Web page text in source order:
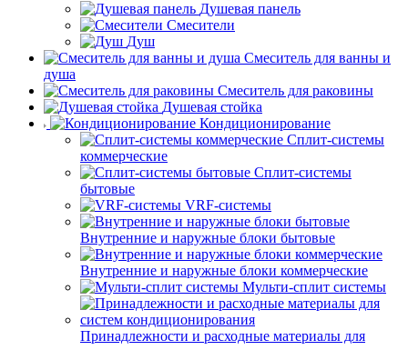
Душевая панель
Смесители
Душ
Смеситель для ванны и
душа
Смеситель для раковины
Душевая стойка
Кондиционирование
Сплит-системы
коммерческие
Сплит-системы
бытовые
VRF-системы
Внутренние и наружные блоки бытовые
Внутренние и наружные блоки коммерческие
Мульти-сплит системы
Принадлежности и расходные материалы для